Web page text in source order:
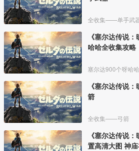
全收集——单手武
《塞尔达传说
哈哈全收集攻略
塞尔达900个呀哈
《塞尔达传说
箭
全收集——弓箭
《塞尔达传说
置高清大图 神